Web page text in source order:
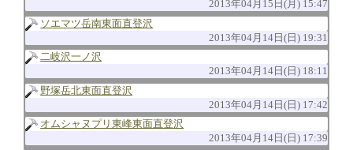
2013年04月15日(月) 15:47
ソエマツ岳南東面直登沢
2013年04月14日(日) 19:31
二岐沢一ノ沢
2013年04月14日(日) 18:11
野塚岳北東面直登沢
2013年04月14日(日) 17:42
オムシャヌプリ東峰東面直登沢
2013年04月14日(日) 17:39